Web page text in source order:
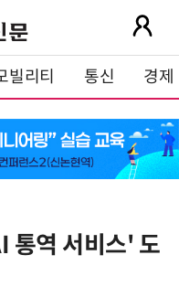
빌리티 통신 경제
통역 서비스' 도